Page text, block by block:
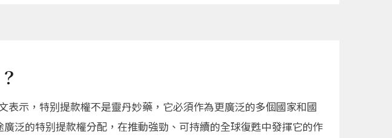
示，特别提款權不是靈丹妙藥，它必須作為更廣泛的多個國家和國
泛的特别提款權分配，在推動強勁、可持續的全球復甦中發揮它的作